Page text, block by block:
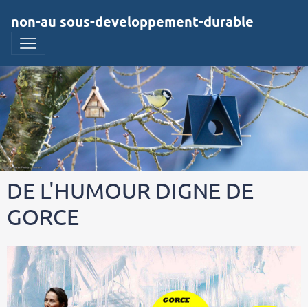
non-au sous-developpement-durable
DE L'HUMOUR DIGNE DE
GORCE